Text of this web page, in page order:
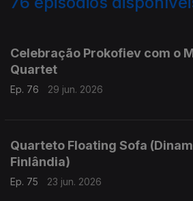
Celebração Prokofiev com o
Quartet
Ep. 76 29 jun. 2026
Quarteto Floating Sofa
Finlândia)
Ep. 75 23 jun. 2026